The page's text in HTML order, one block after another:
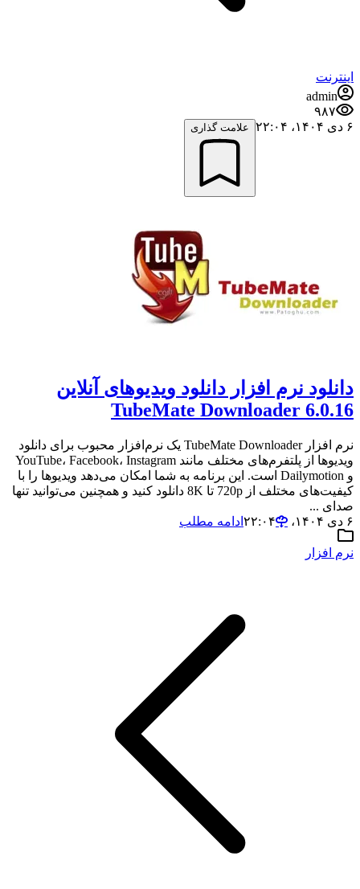
اینترنت
admin
۹۸۷
۶ دی ۱۴۰۴،‏ ۲۲:۰۴
علامت گذاری
دانلود نرم افزار دانلود ویدیوهای آنلاین
TubeMate Downloader 6.0.16
نرم افزار TubeMate Downloader یک نرم‌افزار محبوب برای دانلود
ویدیوها از پلتفرم‌های مختلف مانند YouTube، Facebook، Instagram
و Dailymotion است. این برنامه به شما امکان می‌دهد ویدیوها را با
کیفیت‌های مختلف از 720p تا 8K دانلود کنید و همچنین می‌توانید تنها
صدای ...
۶ دی ۱۴۰۴،‏ ۲۲:۰۴
ادامه مطلب
نرم افزار